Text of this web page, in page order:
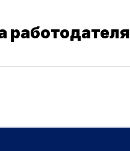
работодателя